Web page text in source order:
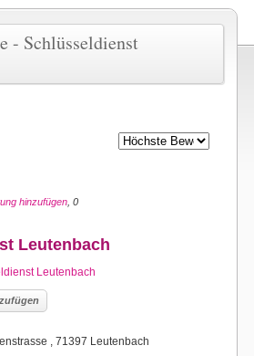
- Schlüsseldienst
hinzufügen , 0
Leutenbach
Leutenbach
, 71397 Leutenbach